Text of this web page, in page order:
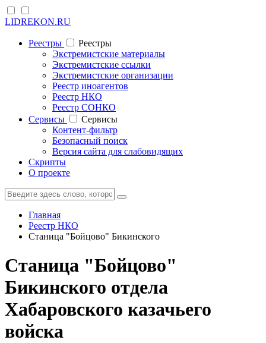
LIDREKON.RU
Реестры
Реестры
Экстремистские материалы
Экстремистские ссылки
Экстремистские организации
Реестр иноагентов
Реестр НКО
Реестр СОНКО
Cервисы
Cервисы
Контент-фильтр
Безопасный поиск
Версия сайта для слабовидящих
Скрипты
О проекте
Главная
Реестр НКО
Станица "Бойцово" Бикинского
Станица "Бойцово"
Бикинского отдела
Хабаровского казачьего
войска